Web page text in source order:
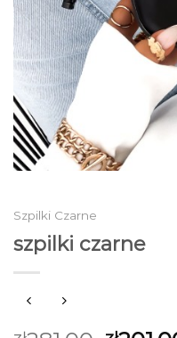
Szpilki Czarne
szpilki czarne